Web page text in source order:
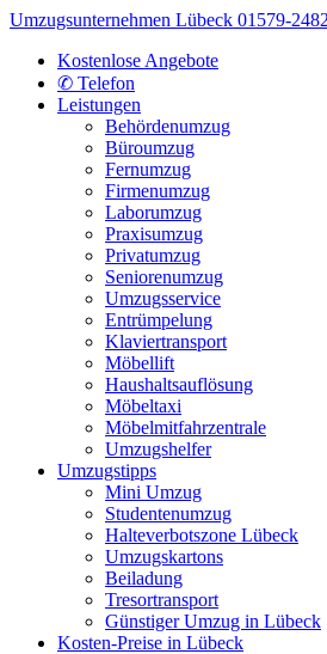
Umzugsunternehmen Lübeck 01579-
Kostenlose Angebote
✆ Telefon
Leistungen
Behördenumzug
Büroumzug
Fernumzug
Firmenumzug
Laborumzug
Praxisumzug
Privatumzug
Seniorenumzug
Umzugsservice
Entrümpelung
Klaviertransport
Möbellift
Haushaltsauflösung
Möbeltaxi
Möbelmitfahrzentrale
Umzugshelfer
Umzugstipps
Mini Umzug
Studentenumzug
Halteverbotszone Lübeck
Umzugskartons
Beiladung
Tresortransport
Günstiger Umzug in Lübeck
Kosten-Preise in Lübeck